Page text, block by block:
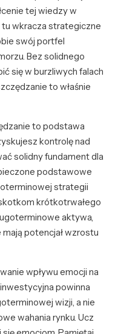
tej wiedzy w
tu wkracza strategiczne
swój portfel
Bez solidnego
się w burzliwych falach
to właśnie
to podstawa
kontrolę nad
solidny fundament dla
podstawowe
strategii
krótkotrwałego
aktywa,
potencjał wzrostu
wpływu emocji na
powinna
wizji, a nie
wahania rynku. Ucz